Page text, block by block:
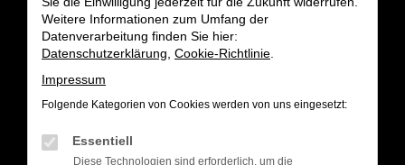
Weitere Informationen zum Umfang der
Datenverarbeitung finden Sie hier:
Datenschutzerklärung Cookie-Richtlinie
Impressum
Folgende Kategorien von Cookies werden von uns eingesetzt:
Essentiell
Diese Technologien sind erforderlich, um die